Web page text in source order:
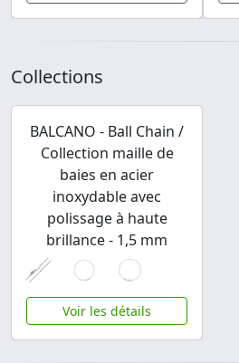
Collections
BALCANO - Ball Chain /
Collection maille de
baies en acier
inoxydable avec
polissage à haute
brillance - 1,5 mm
Voir les détails